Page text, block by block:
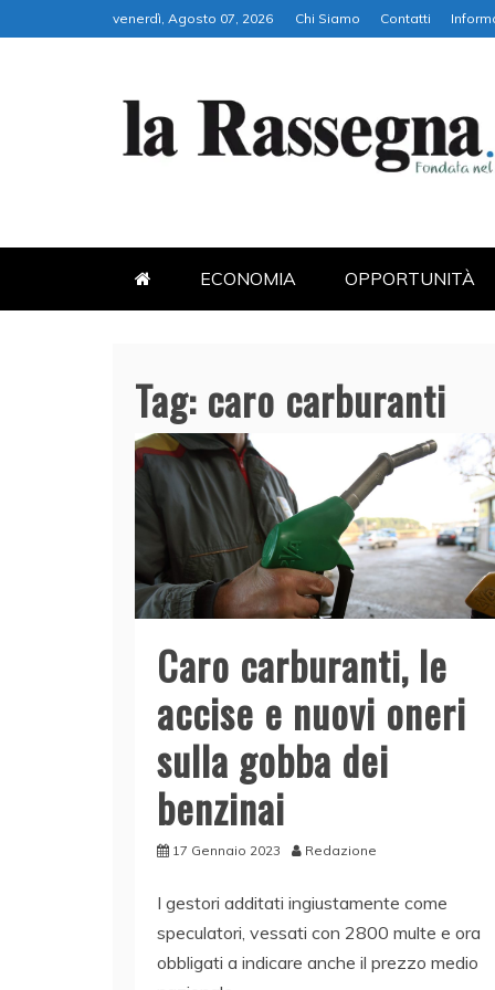
to
venerdì, Agosto 07, 2026 Chi Siamo Contatti
LA RASSEGNA
ECONOMIA OPPORTUNITÀ
Tag: caro carburanti
Caro carburanti, le
accise e nuovi oneri
sulla gobba dei
benzinai
17 Gennaio 2023 Redazione
I gestori additati ingiustamente come
speculatori, vessati con 2800 multe e ora
obbligati a indicare anche il prezzo medio